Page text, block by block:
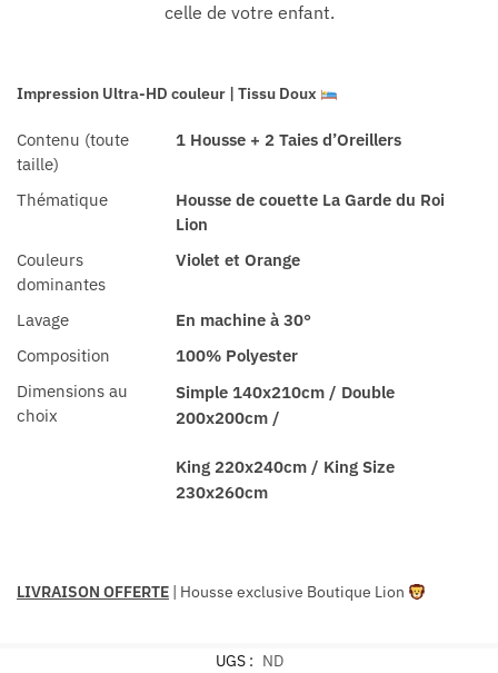
celle de votre enfant.
Impression Ultra-HD couleur | Tissu Doux
Contenu (toute
taille)
1 Housse + 2 Taies d’Oreillers
Thématique
Housse de couette La Garde du Roi
Lion
Couleurs
dominantes
Violet et Orange
Lavage
En machine à 30°
Composition
100% Polyester
Dimensions au
choix
Simple 140x210cm / Double
200x200cm /
King 220x240cm / King Size
230x260cm
LIVRAISON OFFERTE | Housse exclusive Boutique Lion
UGS : ND